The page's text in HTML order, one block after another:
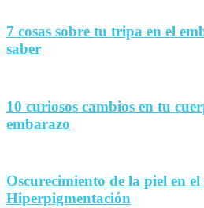
7 cosas sobre tu tripa en el
saber
10 curiosos cambios en tu
embarazo
Oscurecimiento de la piel en
Hiperpigmentación